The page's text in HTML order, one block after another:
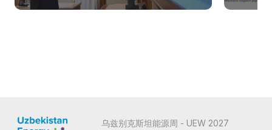
乌兹别克斯坦能源周 - UEW 2027